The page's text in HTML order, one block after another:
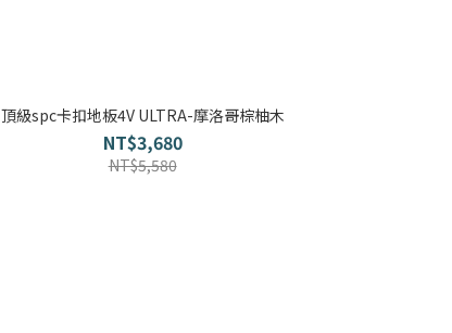
頂級spc卡扣地板4V ULTRA-摩洛哥棕柚木
NT$3,680
NT$5,580